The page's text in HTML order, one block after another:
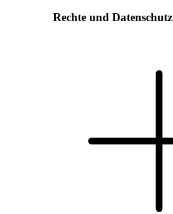
Rechte und Datenschutz